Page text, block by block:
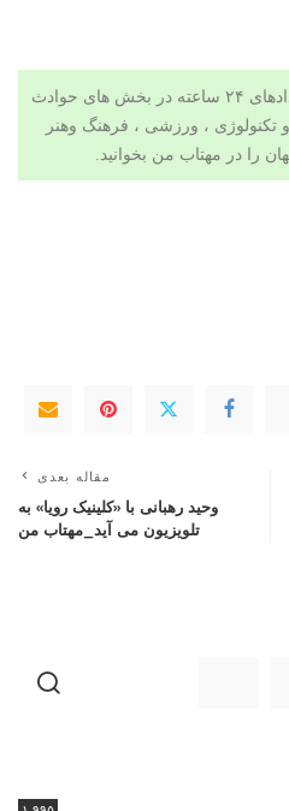
جدیدترین اخبار و مهم ترین رویدادهای ۲۴ ساعته در بخش های حوادث
و تکنولوژی ، ورزشی ، فرهنگ وهنر
را در مهتاب من بخوانید.
مقاله بعدی
وحید رهبانی با «کلینیک رویا» به
تلویزیون می آید_مهتاب من